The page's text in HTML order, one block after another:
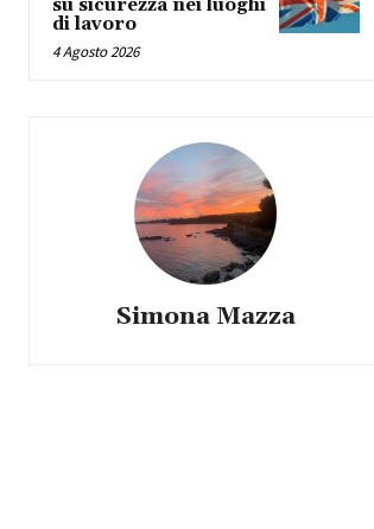
su sicurezza nei luoghi
di lavoro
4 Agosto 2026
Simona Mazza